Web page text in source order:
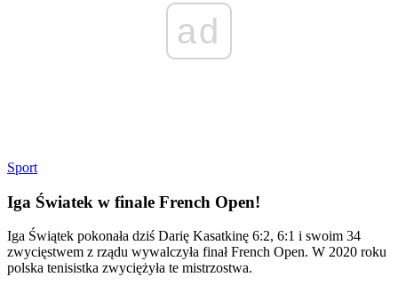
ad
Sport
Iga Światek w finale French Open!
Iga Świątek pokonała dziś Darię Kasatkinę 6:2, 6:1 i swoim 34
zwycięstwem z rządu wywalczyła finał French Open. W 2020 roku
polska tenisistka zwyciężyła te mistrzostwa.